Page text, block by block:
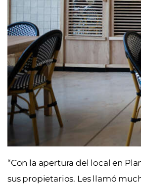
“Con la apertura del local en
sus propietarios. Les llamó